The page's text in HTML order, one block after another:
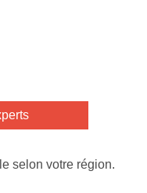
selon votre région.